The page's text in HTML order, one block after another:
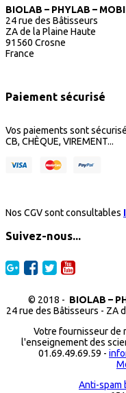
BIOLAB – PHYLAB –
24 rue des Bâtisseurs
ZA de la Plaine Haute
91560 Crosne
France
Paiement sécurisé
Vos paiements sont
CB, CHÈQUE, VIREMENT...
Nos CGV sont consultables
Suivez-nous...
© 2018 - BIOLAB –
24 rue des Bâtisseurs - ZA
Votre fournisseur de
l'enseignement des
01.69.49.69.59 -
Anti-spam